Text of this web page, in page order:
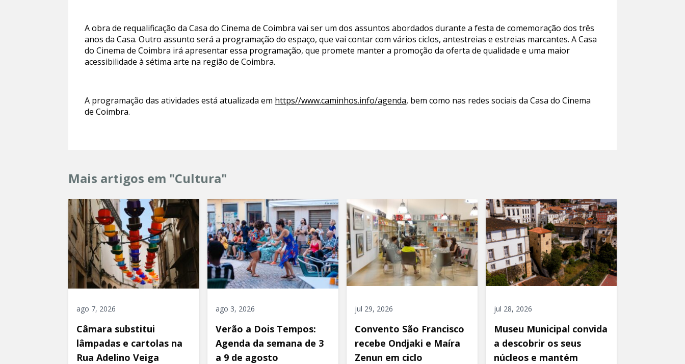
A obra de requalificação da Casa do Cinema de Coimbra vai ser um dos assuntos abordados durante a festa de comemoração dos três
anos da Casa. Outro assunto será a programação do espaço, que vai contar com vários ciclos, antestreias e estreias marcantes. A Casa
do Cinema de Coimbra irá apresentar essa programação, que promete manter a promoção da oferta de qualidade e uma maior
acessibilidade à sétima arte na região de Coimbra.
A programação das atividades está atualizada em https//www.caminhos.info/agenda, bem como nas redes sociais da Casa do Cinema
de Coimbra.
Mais artigos em "Cultura"
ago 7, 2026
Câmara substitui
lâmpadas e cartolas na
Rua Adelino Veiga
ago 3, 2026
Verão a Dois Tempos:
Agenda da semana de 3
a 9 de agosto
jul 29, 2026
Convento São Francisco
recebe Ondjaki e Maíra
Zenun em ciclo
jul 28, 2026
Museu Municipal convida
a descobrir os seus
núcleos e mantém